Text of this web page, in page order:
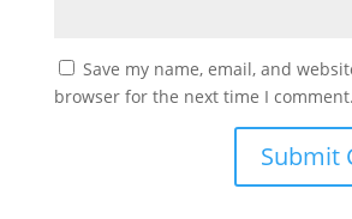
Save my name, email, and
browser for the next time I comment.